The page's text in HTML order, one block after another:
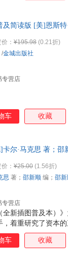
下子把资本主义世
时代马克思并没有
次经济危机的原因
及简读版 [美]恩斯
： ¥195.98 (0.21折)
专营店
/金城出版社
车 收藏
卡尔·马克思 著；
全新插图普及本）
，着重研究了资本
本的流通过程和总
分配的问题。全书
： ¥25.00 (1.56折)
专营店
思 著； 邵新顺 编； 邵
车 收藏